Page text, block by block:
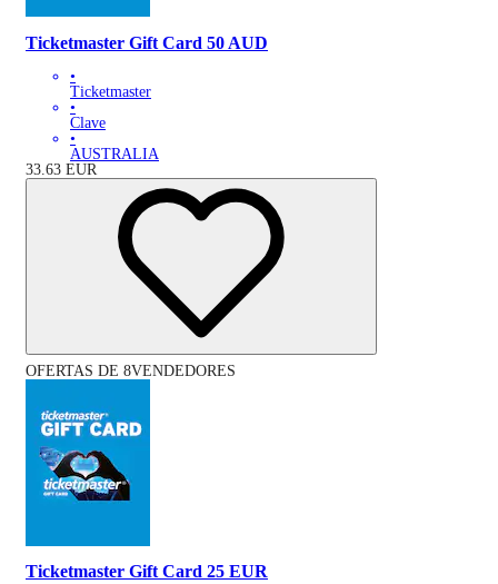
Ticketmaster Gift Card 50 AUD
•
Ticketmaster
•
Clave
•
AUSTRALIA
33.63 EUR
OFERTAS DE 8VENDEDORES
Ticketmaster Gift Card 25 EUR